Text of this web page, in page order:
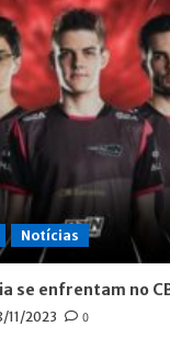
Notícias
se enfrentam no
11/2023
0